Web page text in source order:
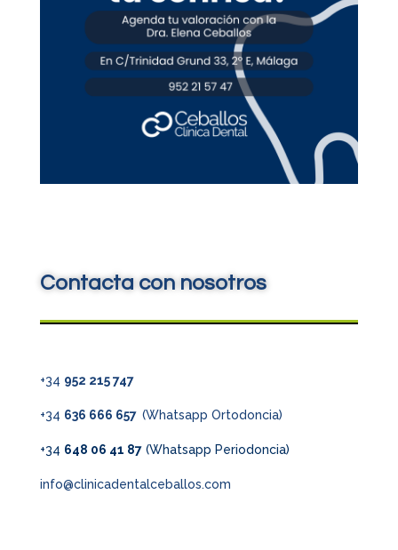
Contacta con nosotros
+34 952 215 747
+34 636 666 657 (Whatsapp Ortodoncia)
+34 648 06 41 87(Whatsapp Periodoncia)
info@clinicadentalceballos.com